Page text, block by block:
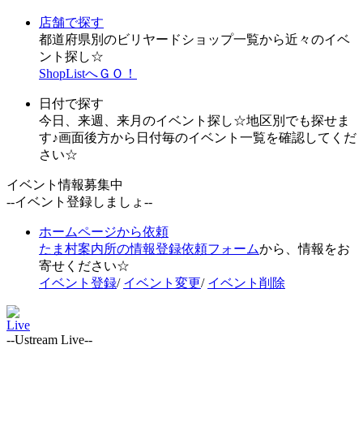
店舗で探す
都道府県別のビリヤードショップ一覧から近々のイベ
ント探し☆
ShopListへＧＯ！
日付で探す
今日、来週、来月のイベント探し☆地区別でも探せま
す♪画面後方から日付毎のイベント一覧を確認してくだ
さい☆
イベント情報募集中
--イベント登録しましょ--
ホームページから依頼
たま村案内所の情報登録依頼フォームから、情報をお
寄せください☆
イベント登録/ イベント変更/ イベント削除
Live
--Ustream Live--